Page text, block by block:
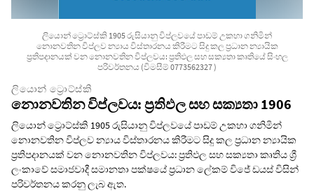
ලියොන් ට්‍රොට්ස්කි 1905 රුසියානු විප්ලවයේ පාඩම් උකහා ගනිමින්
නොනවතින විප්ලව න්‍යාය විස්තාරනය කිරීමට සිදු කල ප්‍රධාන න්‍යායික
ප්‍රතිපදානයක් වන නොනවතින විප්ලවය: ප්‍රතිඵල සහ සක්‍යතා කෘතියේ සිංහල
පරිවර්තනය (විමසීම් 0773562327 )
ලියොන් ට්‍රොට්ස්කි
නොනවතින විප්ලවය: ප්‍රතිඵල සහ සක්‍යතා 1906
ලියොන් ට්‍රොට්ස්කි 1905 රුසියානු විප්ලවයේ පාඩම් උකහා ගනිමින්
නොනවතින විප්ලව න්‍යාය විස්තාරනය කිරීමට සිදු කල ප්‍රධාන න්‍යායික
ප්‍රතිපදානයක් වන නොනවතින විප්ලවය: ප්‍රතිඵල සහ සක්‍යතා කෘතිය ශ්‍රී
ලංකාවේ සමාජවාදී සමානතා පක්ෂයේ ප්‍රධාන ලේකම් විජේ ඩයස් විසින්
පරිවර්තනය කරනු ලැබ ඇත.